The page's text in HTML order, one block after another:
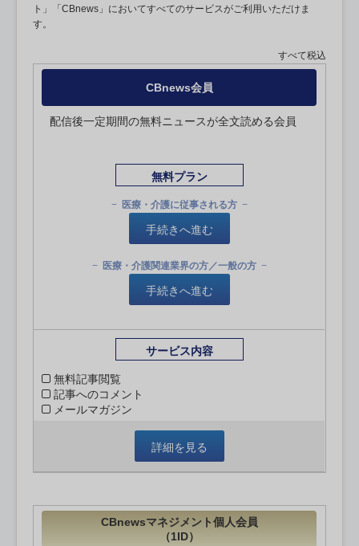
ト」「CBnews」においてすべてのサービスがご利用いただけま
す。
すべて税込
CBnews会員
配信後一定期間の無料ニュースが全文読める会員
無料プラン
医療・介護に従事される方
手続きへ進む
医療・介護関連業界の方／一般の方
手続きへ進む
サービス内容
無料記事閲覧
記事へのコメント
メールマガジン
詳細を見る
CBnewsマネジメント個人会員
（1ID）